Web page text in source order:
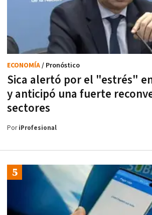
Sica alertó por el "estrés"
y anticipó una fuerte
sectores
ECONOMÍA/ Pronóstico
PoriProfesional